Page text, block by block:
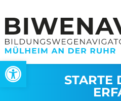
Open toolbar
STARTE